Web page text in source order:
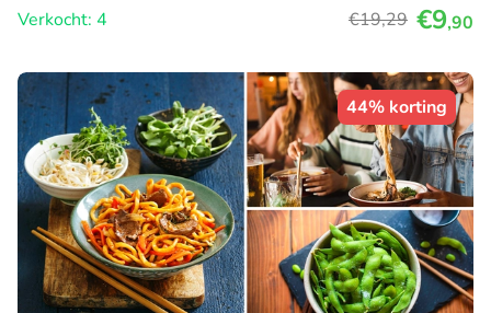
Verkocht: 4
€19,29 €9,90
44% korting